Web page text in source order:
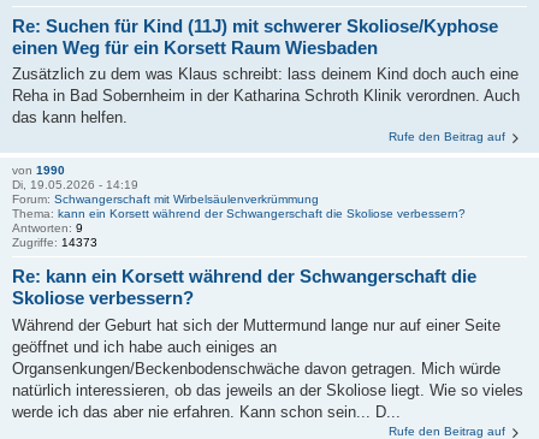
Re: Suchen für Kind (11J) mit schwerer Skoliose/Kyphose
einen Weg für ein Korsett Raum Wiesbaden
Zusätzlich zu dem was Klaus schreibt: lass deinem Kind doch auch eine
Reha in Bad Sobernheim in der Katharina Schroth Klinik verordnen. Auch
das kann helfen.
Rufe den Beitrag auf
von 1990
Di, 19.05.2026 - 14:19
Forum: Schwangerschaft mit Wirbelsäulenverkrümmung
Thema: kann ein Korsett während der Schwangerschaft die Skoliose verbessern?
Antworten: 9
Zugriffe: 14373
Re: kann ein Korsett während der Schwangerschaft die
Skoliose verbessern?
Während der Geburt hat sich der Muttermund lange nur auf einer Seite
geöffnet und ich habe auch einiges an
Organsenkungen/Beckenbodenschwäche davon getragen. Mich würde
natürlich interessieren, ob das jeweils an der Skoliose liegt. Wie so vieles
werde ich das aber nie erfahren. Kann schon sein... D...
Rufe den Beitrag auf